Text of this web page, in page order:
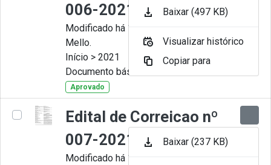
006-2021
Modificado há 11 Meses por Artur
Mello.
Início > 2021
Documento básico
Aprovado
Edital de Correicao nº
007-2021
Modificado há 11 Meses por Artur
Baixar (497 KB)
Visualizar histórico
Copiar para
Baixar (237 KB)